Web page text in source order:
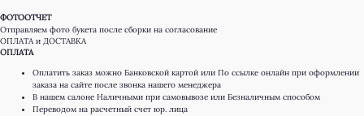
ФОТООТЧЕТ
Отправляем фото букета после сборки на согласование
ОПЛАТА и ДОСТАВКА
ОПЛАТА
Оплатить заказ можно Банковской картой или По ссылке онлайн при оформлении
заказа на сайте после звонка нашего менеджера
В нашем салоне Наличными при самовывозе или Безналичным способом
Переводом на расчетный счет юр. лица